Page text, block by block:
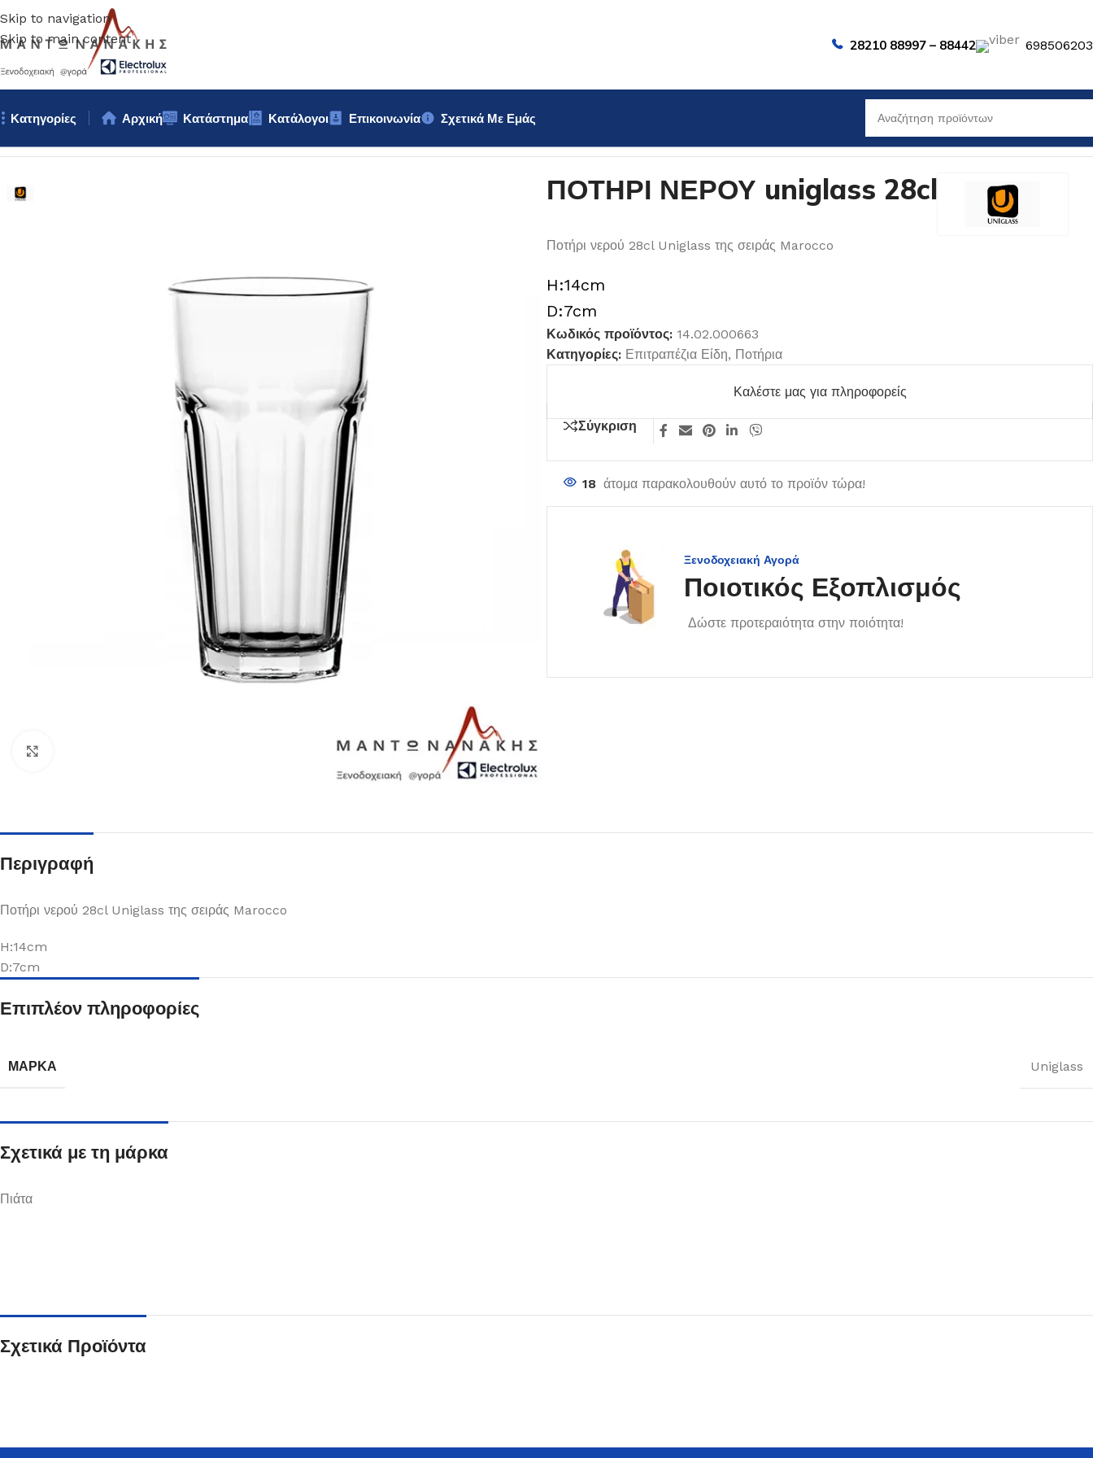
Skip to navigation
Skip to main content
28210 88997 – 88442
Κατηγορίες
Πιάτα
Δείτε Περισσότερα
Μαχαιροπίρουνα
Αρχική Κατάστημα Κατάλογοι Επικοινωνία
Σχετικά Με Εμάς
ΠΟΤΗΡΙ ΝΕΡΟΥ uniglass 28cl
Ποτήρι νερού 28cl Uniglass της σειράς Marocco
H:14cm
D:7cm
Κωδικός προϊόντος: 14.02.000663
Κατηγορίες: Επιτραπέζια Είδη, Ποτήρια
Καλέστε μας για πληροφορείς
Σύγκριση
18 άτομα παρακολουθούν αυτό το προϊόν τώρα!
Ξενοδοχειακή Αγορά
Ποιοτικός Εξοπλισμός
Δώστε προτεραιότητα στην ποιότητα!
Περιγραφή
Ποτήρι νερού 28cl Uniglass της σειράς Marocco
H:14cm
D:7cm
Επιπλέον πληροφορίες
ΜΆΡΚΑ Uniglass
Σχετικά με τη μάρκα
Πιάτα
Σχετικά Προϊόντα